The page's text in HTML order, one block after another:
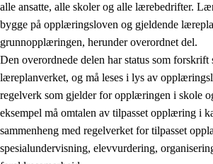
alle ansatte, alle skoler og alle lærebedrifter.
bygge på opplæringsloven og gjeldende
grunnopplæringen, herunder overordnet del.
Den overordnede delen har status som forskrift
læreplanverket, og må leses i lys av
regelverk som gjelder for opplæringen i skole
eksempel må omtalen av tilpasset opplæring i
sammenheng med regelverket for tilpasset
spesialundervisning, elevvurdering,